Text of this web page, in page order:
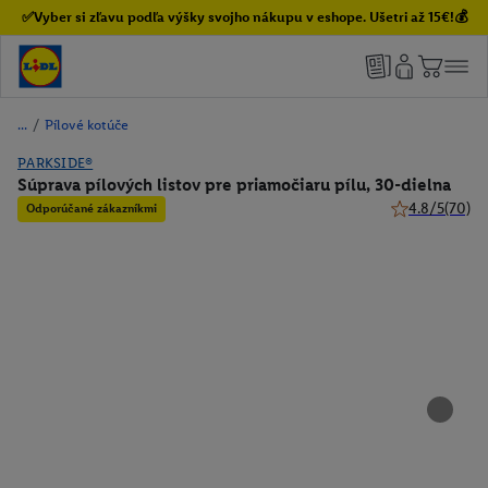
✅Vyber si zľavu podľa výšky svojho nákupu v eshope. Ušetri až 15€!💰
/ Pílové kotúče
PARKSIDE®
Súprava pílových listov pre priamočiaru pílu, 30-dielna
Odporúčané zákazníkmi 4.8/5(70)